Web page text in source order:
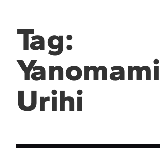
Tag:
Yanomami
Urihi